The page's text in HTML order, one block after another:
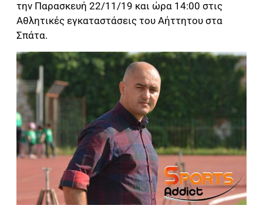
την Παρασκευή 22/11/19 και ώρα 14:00 στις
Αθλητικές εγκαταστάσεις του Αήττητου στα
Σπάτα.